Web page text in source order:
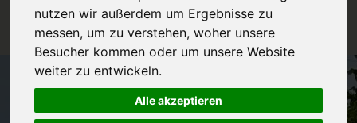
nutzen wir außerdem um Ergebnisse zu
messen, um zu verstehen, woher unsere
Besucher kommen oder um unsere Website
weiter zu entwickeln.
Alle akzeptieren